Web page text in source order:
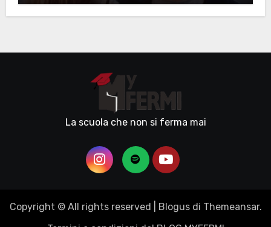
La scuola che non si ferma mai
Copyright © All rights reserved Blogusdi Themeansar.